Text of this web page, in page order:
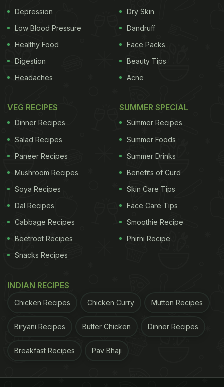
Depression
Low Blood Pressure
Healthy Food
Digestion
Headaches
Dry Skin
Dandruff
Face Packs
Beauty Tips
Acne
VEG RECIPES
Dinner Recipes
Salad Recipes
Paneer Recipes
Mushroom Recipes
Soya Recipes
Dal Recipes
Cabbage Recipes
Beetroot Recipes
Snacks Recipes
SUMMER SPECIAL
Summer Recipes
Summer Foods
Summer Drinks
Benefits of Curd
Skin Care Tips
Face Care Tips
Smoothie Recipe
Phirni Recipe
INDIAN RECIPES
Chicken Recipes Chicken Curry Mutton Recipes
Biryani Recipes Butter Chicken Dinner Recipes
Breakfast Recipes Pav Bhaji